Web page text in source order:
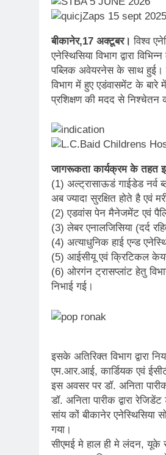
बीकानेर,17 अक्टूबर। विश्व
एनेस्थिसिया विभाग द्वारा
पब्लिक अवेयरनेस के साथ हुई।
विभाग में हुए एडंवासमेंट के
प्रशिक्षण की मदद से निश्चेतन
जागरूकता कार्यक्रम के तहत
(1) अल्ट्रासाऊडं गाईडेड
अब ज्यादा सुरक्षित होते है एवं
(2) एडवांस पेन मैनेजमेंट एवं
(3) लेबर एनालजिसिया (दर्द
(4) अत्याधुनिक हाई एन्ड
(5) आईसीयू एवं क्रिटिकल केयर
(6) ओरगंन ट्रासप्लांट हेतु
निभाई गई।
इसके अतिरिक्त विभाग द्वारा
एम.आर.आई, कार्डियक एवं
इस अवसर पर डॉ. अनिता
डॉ. अनिता पारीक द्वारा
सांय कों बीकानेर एनेस्थिसिया
गया।
सीएमई मे हाल ही मे लंदन, यूके